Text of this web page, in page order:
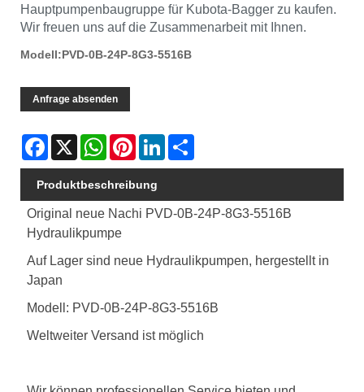
Hauptpumpenbaugruppe für Kubota-Bagger zu kaufen.
Wir freuen uns auf die Zusammenarbeit mit Ihnen.
Modell:PVD-0B-24P-8G3-5516B
Anfrage absenden
Facebook
X WhatsAppPinterestLinkedIn
Produktbeschreibung
Original neue Nachi PVD-0B-24P-8G3-5516B
Hydraulikpumpe
Auf Lager sind neue Hydraulikpumpen, hergestellt in
Japan
Modell: PVD-0B-24P-8G3-5516B
Weltweiter Versand ist möglich